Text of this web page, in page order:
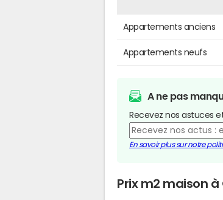
Appartements anciens
Appartements neufs
A ne pas
Recevez nos astuces
En savoir plus sur notre
Prix m2 maison